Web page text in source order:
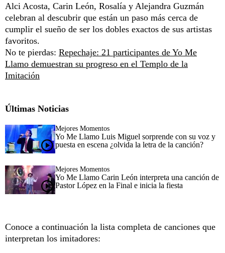
Alci Acosta, Carin León, Rosalía y Alejandra Guzmán
celebran al descubrir que están un paso más cerca de
cumplir el sueño de ser los dobles exactos de sus artistas
favoritos.
No te pierdas: Repechaje: 21 participantes de Yo Me
Llamo demuestran su progreso en el Templo de la
Imitación
Últimas Noticias
Mejores Momentos
Yo Me Llamo Luis Miguel sorprende con su voz y
puesta en escena ¿olvida la letra de la canción?
Mejores Momentos
Yo Me Llamo Carin León interpreta una canción de
Pastor López en la Final e inicia la fiesta
Conoce a continuación la lista completa de canciones que
interpretan los imitadores: